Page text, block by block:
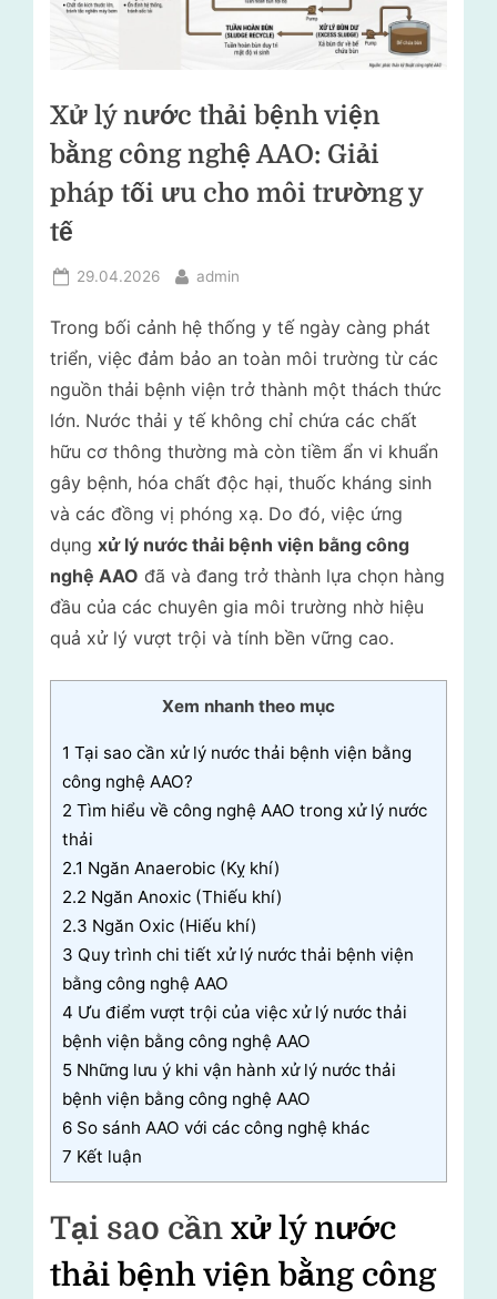
i
t
ư
ờ
n
ọ
c
L
â
n
lý
rác
thải
Tư
vấn
môi
trường
Xử lý nước thải bệnh viện
bằng công nghệ AAO: Giải
pháp tối ưu cho môi trường y
tế
Posted
29.04.2026 By
admin
Trong bối cảnh hệ thống y tế ngày càng phát
triển, việc đảm bảo an toàn môi trường từ các
nguồn thải bệnh viện trở thành một thách thức
lớn. Nước thải y tế không chỉ chứa các chất
hữu cơ thông thường mà còn tiềm ẩn vi khuẩn
gây bệnh, hóa chất độc hại, thuốc kháng sinh
và các đồng vị phóng xạ. Do đó, việc ứng
dụng xử lý nước thải bệnh viện bằng công
nghệ AAO đã và đang trở thành lựa chọn hàng
đầu của các chuyên gia môi trường nhờ hiệu
quả xử lý vượt trội và tính bền vững cao.
Xem nhanh theo mục
1 Tại sao cần xử lý nước thải bệnh viện bằng
công nghệ AAO?
2 Tìm hiểu về công nghệ AAO trong xử lý nước
thải
2.1 Ngăn Anaerobic (Kỵ khí)
2.2 Ngăn Anoxic (Thiếu khí)
2.3 Ngăn Oxic (Hiếu khí)
3 Quy trình chi tiết xử lý nước thải bệnh viện
bằng công nghệ AAO
4 Ưu điểm vượt trội của việc xử lý nước thải
bệnh viện bằng công nghệ AAO
5 Những lưu ý khi vận hành xử lý nước thải
bệnh viện bằng công nghệ AAO
6 So sánh AAO với các công nghệ khác
7 Kết luận
Tại sao cần xử lý nước
thải bệnh viện bằng công